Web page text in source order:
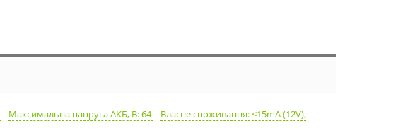
Максимальна напруга АКБ, В: 64
Власне споживання: ≤15mA (12V),